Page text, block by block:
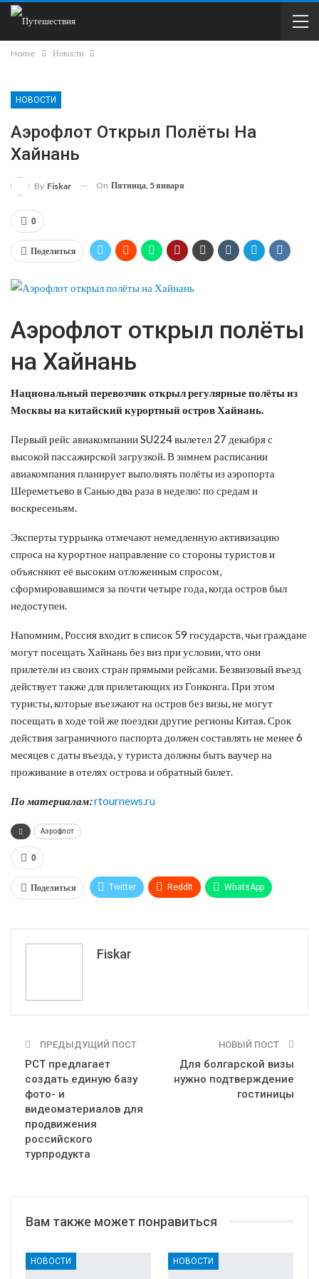
Home Новости
НОВОСТИ
Аэрофлот Открыл Полёты На
Хайнань
By Fiskar On Пятница, 5 января
0
Поделиться
Аэрофлот открыл полёты
на Хайнань
Национальный перевозчик открыл регулярные полёты из
Москвы на китайский курортный остров Хайнань.
Первый рейс авиакомпании SU224 вылетел 27 декабря с
высокой пассажирской загрузкой. В зимнем расписании
авиакомпания планирует выполнять полёты из аэропорта
Шереметьево в Санью два раза в неделю: по средам и
воскресеньям.
Эксперты туррынка отмечают немедленную активизацию
спроса на курортное направление со стороны туристов и
объясняют её высоким отложенным спросом,
сформировавшимся за почти четыре года, когда остров был
недоступен.
Напомним, Россия входит в список 59 государств, чьи граждане
могут посещать Хайнань без виз при условии, что они
прилетели из своих стран прямыми рейсами. Безвизовый въезд
действует также для прилетающих из Гонконга. При этом
туристы, которые въезжают на остров без визы, не могут
посещать в ходе той же поездки другие регионы Китая. Срок
действия заграничного паспорта должен составлять не менее 6
месяцев с даты въезда, у туриста должны быть ваучер на
проживание в отелях острова и обратный билет.
По материалам:rtournews.ru
Аэрофлот
0
Поделиться Twitter ReddIt WhatsApp
Fiskar
ПРЕДЫДУЩИЙ ПОСТ
РСТ предлагает
создать единую базу
фото- и
видеоматериалов для
продвижения
российского
турпродукта
НОВЫЙ ПОСТ
Для болгарской визы
нужно подтверждение
гостиницы
Вам также может понравиться
НОВОСТИ НОВОСТИ